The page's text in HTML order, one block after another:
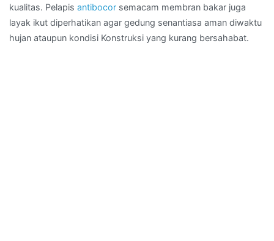
kualitas. Pelapis antibocor semacam membran bakar juga
layak ikut diperhatikan agar gedung senantiasa aman diwaktu
hujan ataupun kondisi Konstruksi yang kurang bersahabat.